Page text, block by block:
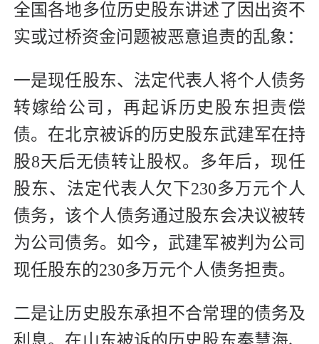
全国各地多位历史股东讲述了因出资不
实或过桥资金问题被恶意追责的乱象：
一是现任股东、法定代表人将个人债务
转嫁给公司，再起诉历史股东担责偿
债。在北京被诉的历史股东武建军在持
股8天后无债转让股权。多年后，现任
股东、法定代表人欠下230多万元个人
债务，该个人债务通过股东会决议被转
为公司债务。如今，武建军被判为公司
现任股东的230多万元个人债务担责。
二是让历史股东承担不合常理的债务及